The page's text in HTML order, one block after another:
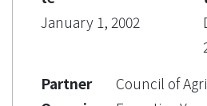
January 1, 2002
Partner
Council of